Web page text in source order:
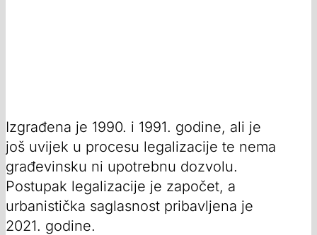
Izgrađena je 1990. i 1991. godine, ali je
još uvijek u procesu legalizacije te nema
građevinsku ni upotrebnu dozvolu.
Postupak legalizacije je započet, a
urbanistička saglasnost pribavljena je
2021. godine.